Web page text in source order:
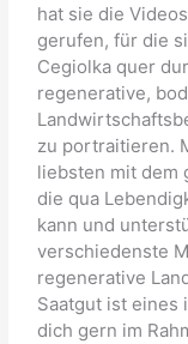
hat sie die
gerufen, für die
Cegiolka quer
regenerative,
zu portraitieren.
liebsten mit dem
die qua
kann und
verschiedenste
regenerative
Saatgut ist eines
dich gern im